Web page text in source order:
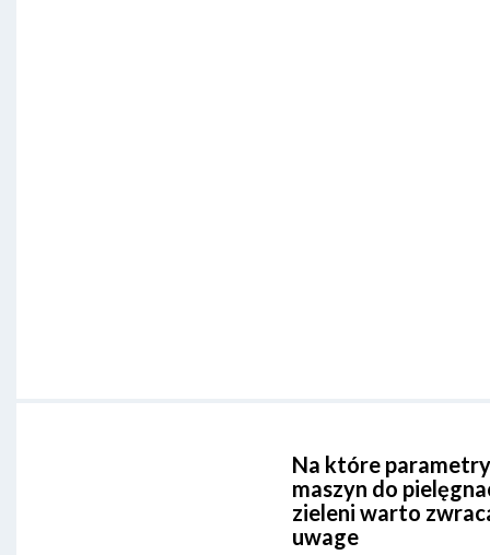
Na które parametry
maszyn do
zieleni warto
uwage